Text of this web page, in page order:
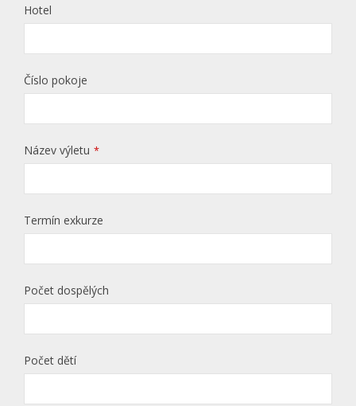
Hotel
Číslo pokoje
Název výletu *
Termín exkurze
Počet dospělých
Počet dětí